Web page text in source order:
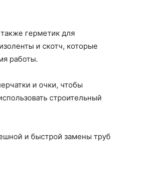
герметик для
и скотч, которые
работы.
и очки, чтобы
строительный
и быстрой замены труб